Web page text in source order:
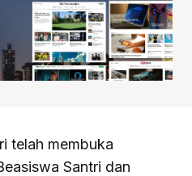
telah membuka
Santri dan